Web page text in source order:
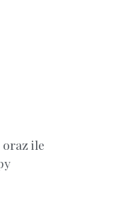
ile